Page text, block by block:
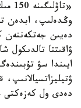
وڭدەلىپ، ابدەن
دەيىن جەتكەننەن
ۋاقىتتا تالدىكول
ايىندا سۋ
دەدى ول كەزەكتى